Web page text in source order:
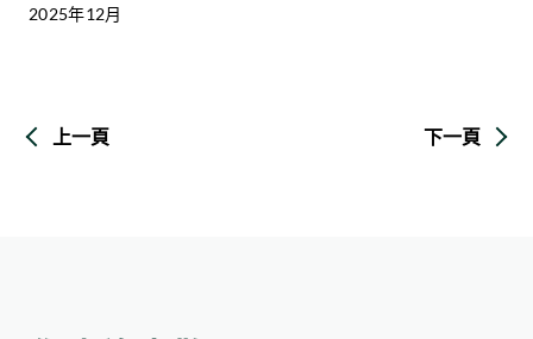
2025年12月
上一頁 下一頁